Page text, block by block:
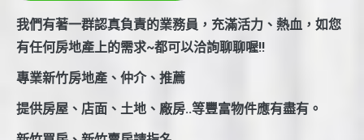
我們有著一群認真負責的業務員，充滿活力、熱血，如您
有任何房地產上的需求~都可以洽詢聊聊喔!!
專業新竹房地產、仲介、推薦
提供房屋、店面、土地、廠房..等豐富物件應有盡有。